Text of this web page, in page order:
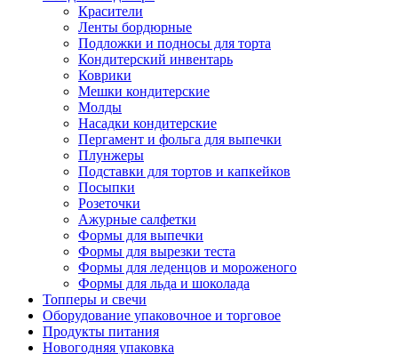
Красители
Ленты бордюрные
Подложки и подносы для торта
Кондитерский инвентарь
Коврики
Мешки кондитерские
Молды
Насадки кондитерские
Пергамент и фольга для выпечки
Плунжеры
Подставки для тортов и капкейков
Посыпки
Розеточки
Ажурные салфетки
Формы для выпечки
Формы для вырезки теста
Формы для леденцов и мороженого
Формы для льда и шоколада
Топперы и свечи
Оборудование упаковочное и торговое
Продукты питания
Новогодняя упаковка